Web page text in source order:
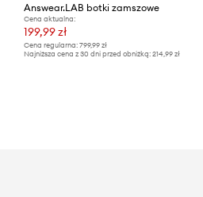
Answear.LAB botki zamszowe
Cena aktualna:
199,99 zł
Cena regularna: 799,99 zł
Najniższa cena z 30 dni przed obniżką: 214,99 zł